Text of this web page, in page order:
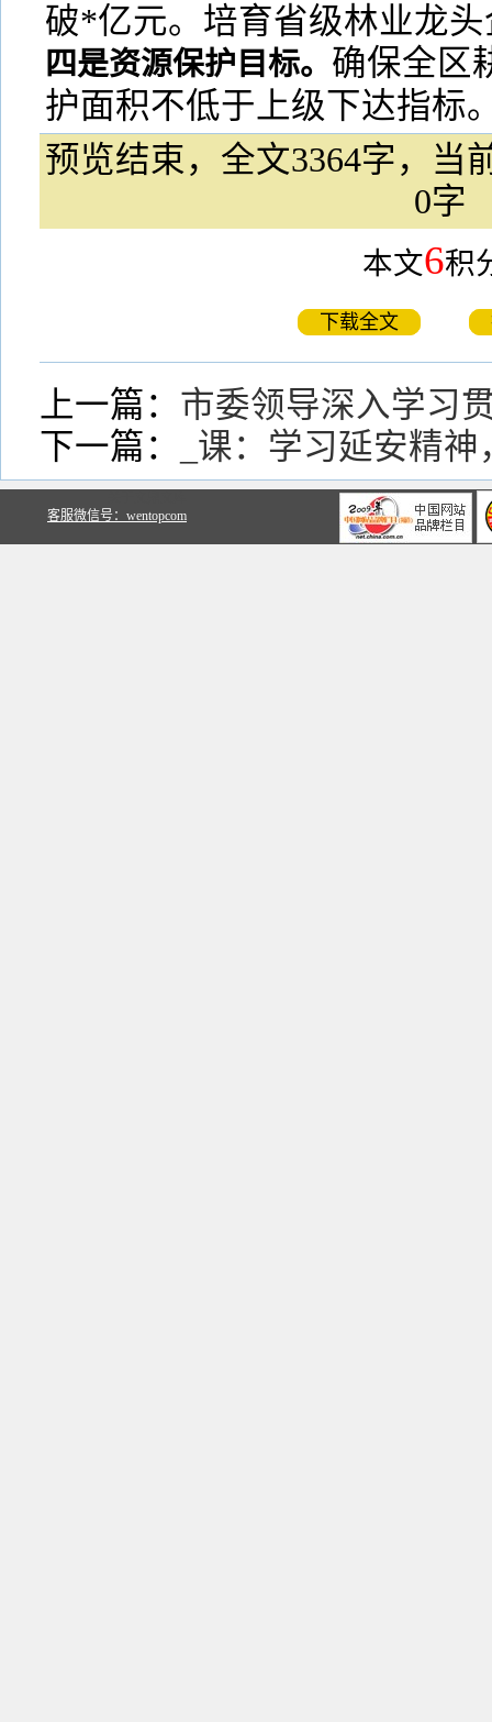
破*亿元。培育省级林业龙
四是资源保护目标。 确保全区
护面积不低于上级下达指
预览结束，全文3364字，当
0字
本文6积
下载全文
上一篇： 市委领导深入学习
下一篇：
_课：学习延安精
客服微信号：wentopcom